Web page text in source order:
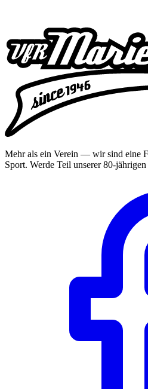
Mehr als ein Verein — wir sind eine
Sport. Werde Teil unserer 80-